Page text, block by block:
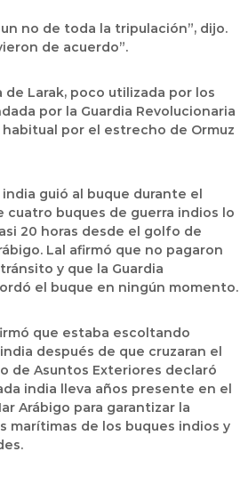
no de toda la tripulación”, dijo.
de acuerdo”.
de Larak, poco utilizada por los
por la Guardia Revolucionaria
por el estrecho de Ormuz
guió al buque durante el
cuatro buques de guerra indios lo
20 horas desde el golfo de
Lal afirmó que no pagaron
y que la Guardia
el buque en ningún momento.
que estaba escoltando
después de que cruzaran el
de Asuntos Exteriores declaró
india lleva años presente en el
Arábigo para garantizar la
marítimas de los buques indios y